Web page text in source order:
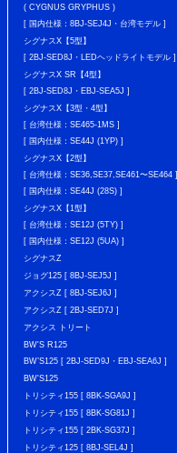
( CYGNUS GRYPHUS )
[ 国内仕様：8BJ-SEJ4J・台湾モデル ]
シグナスX【5型】
[ 2BJ-SED8J・LEDヘッドライトモデル ]
シグナスX SR【4型】
[ 2BJ-SED8J・EBJ-SEA5J ]
シグナスX【3型・4型】
[ 台湾仕様：SE465-1MS ]
[ 国内仕様：SE44J (1YP) ]
シグナスX【2型】
[ 台湾仕様：SE36,SE37,SE461〜SE464 ]
[ 国内仕様：SE44J (28S) ]
シグナスX【1型】
[ 台湾仕様：SE12J (5TY) ]
[ 国内仕様：SE12J (5UA) ]
シグナスZ
ジョグ125 [ 8BJ-SEJ5J ]
アクシスZ [ 8BJ-SEJ6J ]
アクシスZ [ 2BJ-SED7J ]
アクシス トリート
BW'S R125
BW’S125 [ 2BJ-SED9J・EBJ-SEA6J ]
BW'S125
トリシティ155 [ 8BK-SGA9J ]
トリシティ155 [ 8BK-SG81J ]
トリシティ155 [ 2BK-SG37J ]
トリシティ125 [ 8BJ-SEL4J ]